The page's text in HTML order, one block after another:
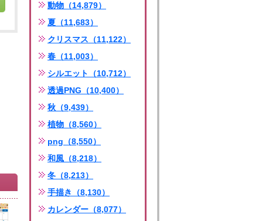
動物（14,879）
夏（11,683）
クリスマス（11,122）
春（11,003）
シルエット（10,712）
透過PNG（10,400）
秋（9,439）
植物（8,560）
png（8,550）
和風（8,218）
冬（8,213）
手描き（8,130）
カレンダー（8,077）